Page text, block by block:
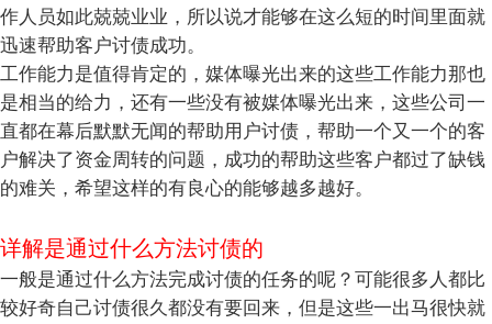
作人员如此兢兢业业，所以说才能够在这么短的时间里面就
迅速帮助客户讨债成功。
工作能力是值得肯定的，媒体曝光出来的这些工作能力那也
是相当的给力，还有一些没有被媒体曝光出来，这些公司一
直都在幕后默默无闻的帮助用户讨债，帮助一个又一个的客
户解决了资金周转的问题，成功的帮助这些客户都过了缺钱
的难关，希望这样的有良心的能够越多越好。
详解是通过什么方法讨债的
一般是通过什么方法完成讨债的任务的呢？可能很多人都比
较好奇自己讨债很久都没有要回来，但是这些一出马很快就